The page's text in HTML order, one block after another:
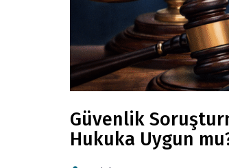
Güvenlik
Hukuka Uygun